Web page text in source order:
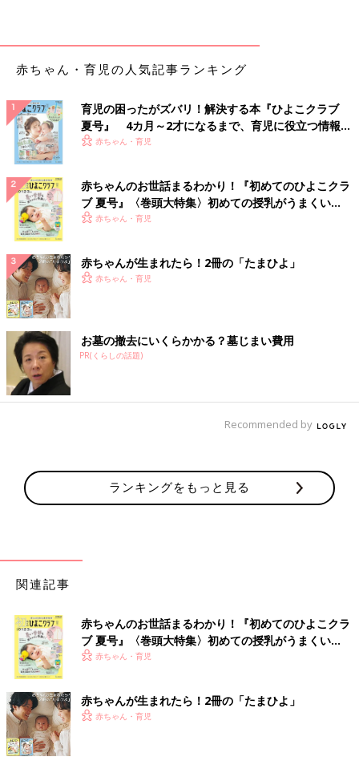
赤ちゃん・育児の人気記事ランキング
育児の困ったがズバリ！解決する本『ひよこクラブ
夏号』 4カ月～2才になるまで、育児に役立つ情報が
いっぱい！
赤ちゃん・育児
赤ちゃんのお世話まるわかり！『初めてのひよこクラ
ブ 夏号』〈巻頭大特集〉初めての授乳がうまくい
く！ おっぱい・ミルクの基本と夏のトラブル 解決テ
赤ちゃん・育児
赤ちゃんが生まれたら！2冊の「たまひよ」
赤ちゃん・育児
お墓の撤去にいくらかかる？墓じまい費用
PR(くらしの話題)
Recommended by
ランキングをもっと見る
関連記事
赤ちゃんのお世話まるわかり！『初めてのひよこクラ
ブ 夏号』〈巻頭大特集〉初めての授乳がうまくい
く！ おっぱい・ミルクの基本と夏のトラブル 解決テ
赤ちゃん・育児
赤ちゃんが生まれたら！2冊の「たまひよ」
赤ちゃん・育児